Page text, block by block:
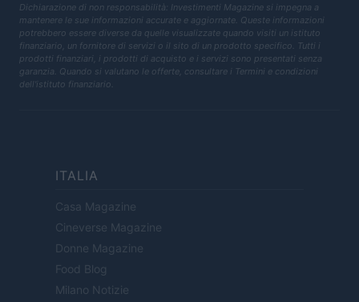
Dichiarazione di non responsabilità: Investimenti Magazine si impegna a
mantenere le sue informazioni accurate e aggiornate. Queste informazioni
potrebbero essere diverse da quelle visualizzate quando visiti un istituto
finanziario, un fornitore di servizi o il sito di un prodotto specifico. Tutti i
prodotti finanziari, i prodotti di acquisto e i servizi sono presentati senza
garanzia. Quando si valutano le offerte, consultare i Termini e condizioni
dell'istituto finanziario.
ITALIA
Casa Magazine
Cineverse Magazine
Donne Magazine
Food Blog
Milano Notizie